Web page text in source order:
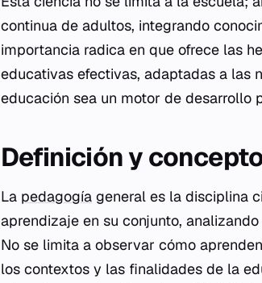
continua de adultos, integrando
importancia radica en que ofrece las
educativas efectivas, adaptadas a las
educación sea un motor de desarrollo
Definición y
La pedagogía general es la disciplina
aprendizaje en su conjunto,
No se limita a observar cómo
los contextos y las finalidades de la